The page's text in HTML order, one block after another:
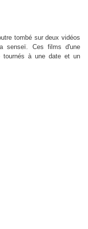
tombé sur deux vidéos
senseï. Ces films d'une
tournés à une date et un